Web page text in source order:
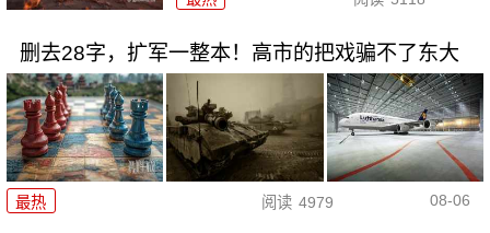
删去28字，扩军一整本！高市的把戏骗不了东大
最热 阅读 4979 08-06